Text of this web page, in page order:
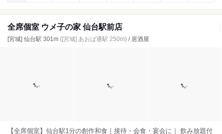
全席個室 ウメ子の家 仙台駅前店
[宮城] 仙台駅 301m ([宮城] あおば通駅 250m) / 居酒屋
【全席個室】仙台駅1分の創作和食｜接待・会食・宴会に｜ 飲み放題付